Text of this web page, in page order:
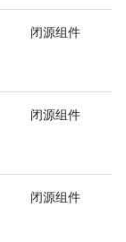
闭源组件
闭源组件
闭源组件